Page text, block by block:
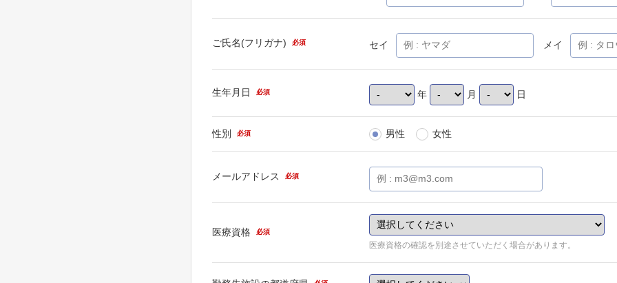
ご氏名(フリガナ) 必須 セイ メイ
生年月日 必須 年 月 日
性別 必須 男性 女性
メールアドレス 必須
医療資格 必須
医療資格の確認を別途させていただく場合があります。